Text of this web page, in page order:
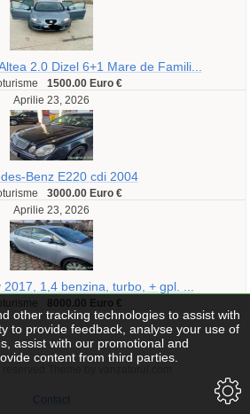
2.0 Dizel 6+1 Mare de Famili...
1500.00 Euro €
Aprilie 23, 2026
Benz E220 cdi 2004
3000.00 Euro €
Aprilie 23, 2026
1,4 benzina, turbo, + gpl. ...
8000.00 Euro €
Contact
other tracking technologies to assist with
to provide feedback, analyse your use of
assist with our promotional and
content from third parties.